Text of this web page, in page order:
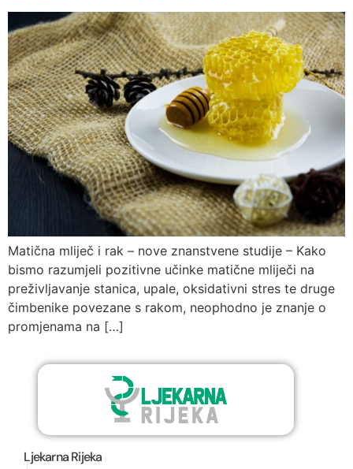
Matična mliječ i rak – nove znanstvene studije – Kako
bismo razumjeli pozitivne učinke matične mliječi na
preživljavanje stanica, upale, oksidativni stres te druge
čimbenike povezane s rakom, neophodno je znanje o
promjenama na […]
Ljekarna Rijeka